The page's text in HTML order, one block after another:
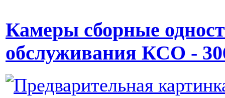
Камеры сборные
обслуживания КСО -